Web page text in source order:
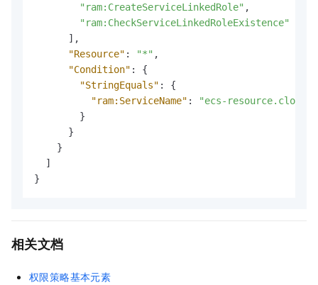
"ram:CreateServiceLinkedRole" ,
"ram:CheckServiceLinkedRoleExistence"
] ,
"Resource" : "*" ,
"Condition" :
{
"StringEquals" :
{
"ram:ServiceName" :
"ecs-
}
}
}
]
}
相关文档
权限策略基本元素